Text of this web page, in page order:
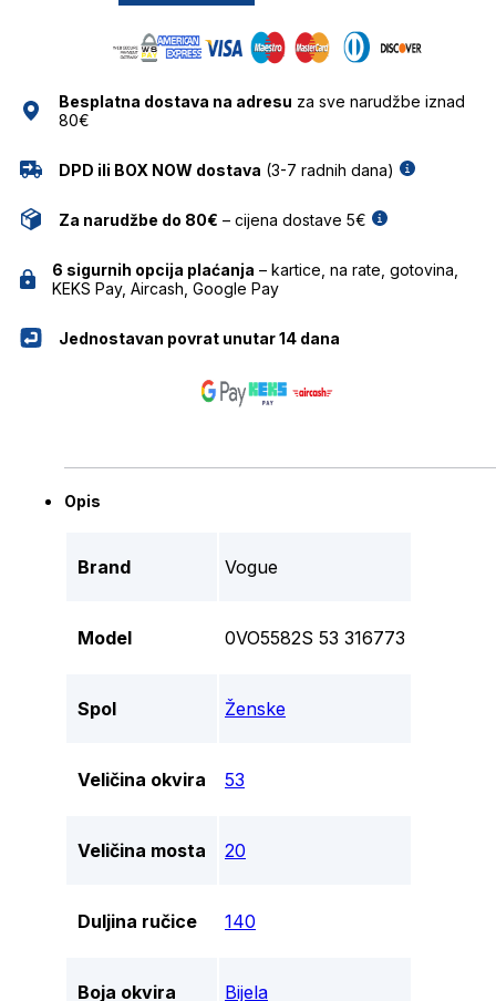
Besplatna dostava na adresu za sve narudžbe iznad
80€
DPD ili BOX NOW dostava (3-7 radnih dana)
Za narudžbe do 80€ – cijena dostave 5€
6 sigurnih opcija plaćanja – kartice, na rate, gotovina,
KEKS Pay, Aircash, Google Pay
Jednostavan povrat unutar 14 dana
Opis
Brand Vogue
Model 0VO5582S 53 316773
Spol Ženske
Veličina okvira 53
Veličina mosta 20
Duljina ručice 140
Boja okvira Bijela